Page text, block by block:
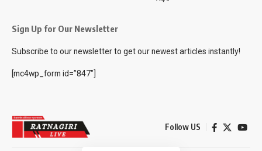
Sign Up for Our Newsletter
Subscribe to our newsletter to get our newest articles instantly!
[mc4wp_form id=”847″]
Follow US